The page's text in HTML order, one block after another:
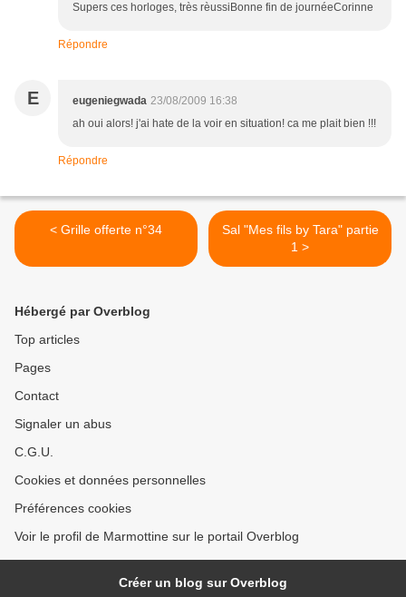
Supers ces horloges, très rèussiBonne fin de journéeCorinne
Répondre
E eugeniegwada 23/08/2009 16:38
ah oui alors! j'ai hate de la voir en situation! ca me plait bien !!!
Répondre
< Grille offerte n°34
Sal "Mes fils by Tara" partie
1 >
Hébergé par Overblog
Top articles
Pages
Contact
Signaler un abus
C.G.U.
Cookies et données personnelles
Préférences cookies
Voir le profil de Marmottine sur le portail Overblog
Créer un blog sur Overblog